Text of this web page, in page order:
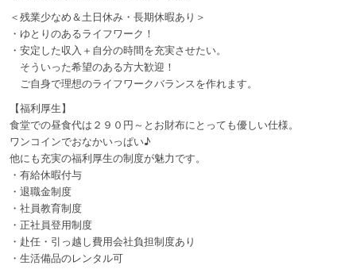
＜残業少なめ＆土日休み・長期休暇あり＞
・ゆとりのあるライフワーク！
・安定した収入＋自分の時間を充実させたい。
そういった希望のある方大歓迎！
ご自身で理想のライフワークバランスを作れます。
【福利厚生】
食堂での昼食代は２９０円～とお財布にとっても優しい仕様。
ワンコインでおなかいっぱい♪
他にも充実の福利厚生の制度が魅力です。
・有給休暇付与
・退職金制度
・社員教育制度
・正社員登用制度
・赴任・引っ越し費用会社負担制度あり
・生活備品のレンタル可